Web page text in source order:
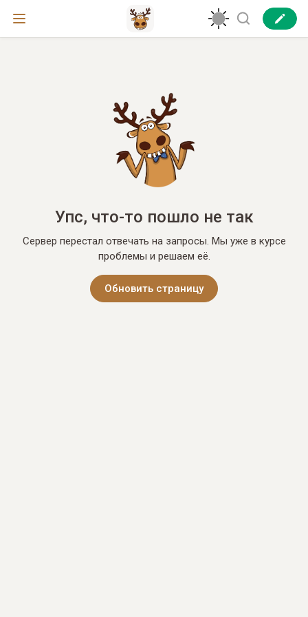
Упс, что-то пошло не так
Сервер перестал отвечать на запросы. Мы уже в курсе
проблемы и решаем её.
Обновить страницу